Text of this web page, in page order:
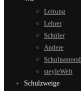
Leitung
Lehrer
Schüler
Andere
Schulpastoral
steyleWelt
Schulzweige